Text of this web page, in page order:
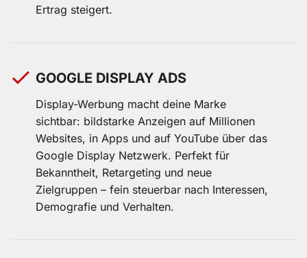
Ertrag steigert.
GOOGLE DISPLAY ADS
Display-Werbung macht deine Marke
sichtbar: bildstarke Anzeigen auf Millionen
Websites, in Apps und auf YouTube über das
Google Display Netzwerk. Perfekt für
Bekanntheit, Retargeting und neue
Zielgruppen – fein steuerbar nach Interessen,
Demografie und Verhalten.